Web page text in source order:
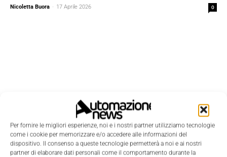
Per fornire le migliori esperienze, noi e i nostri partner utilizziamo tecnologie
come i cookie per memorizzare e/o accedere alle informazioni del
dispositivo. Il consenso a queste tecnologie permetterà a noi e ai nostri
partner di elaborare dati personali come il comportamento durante la
Nicoletta Buora - 17 Aprile 2026 0